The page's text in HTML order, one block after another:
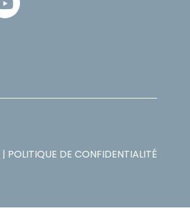
| POLITIQUE DE CONFIDENTIALITÉ